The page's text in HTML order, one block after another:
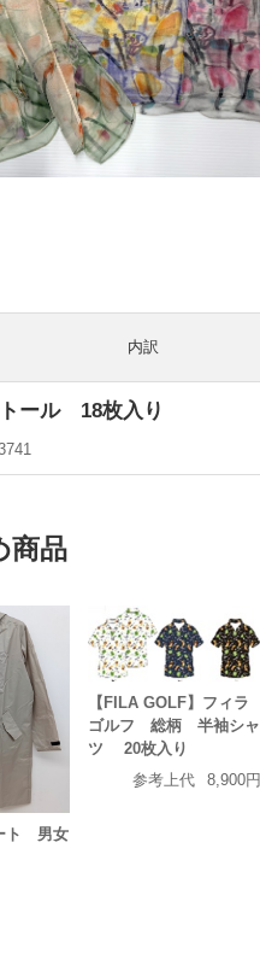
内訳
ール 18枚入り
商品
ト 男女
【FILA GOLF】フィラ
ゴルフ 総柄 半袖シャ
ツ 20枚入り
参考上代
8,900円